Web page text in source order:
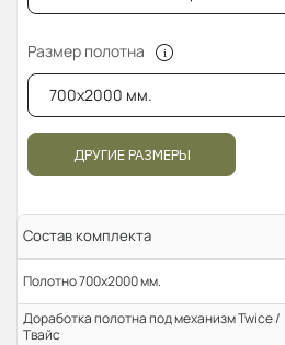
Размер полотна
700x2000 мм.
ДРУГИЕ РАЗМЕРЫ
Состав комплекта
Полотно 700x2000 мм.
Доработка полотна под механизм Twice /
Твайс